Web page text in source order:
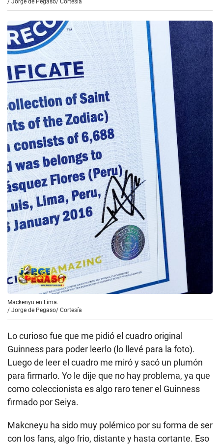
/ Jorge de Pegaso/ Cortesía
Mackenyu en Lima.
/ Jorge de Pegaso/ Cortesía
Lo curioso fue que me pidió el cuadro original
Guinness para poder leerlo (lo llevé para la foto).
Luego de leer el cuadro me miró y sacó un plumón
para firmarlo. Yo le dije que no hay problema, ya que
como coleccionista es algo raro tener el Guinness
firmado por Seiya.
Makcneyu ha sido muy polémico por su forma de ser
con los fans, algo frio, distante y hasta cortante. Eso